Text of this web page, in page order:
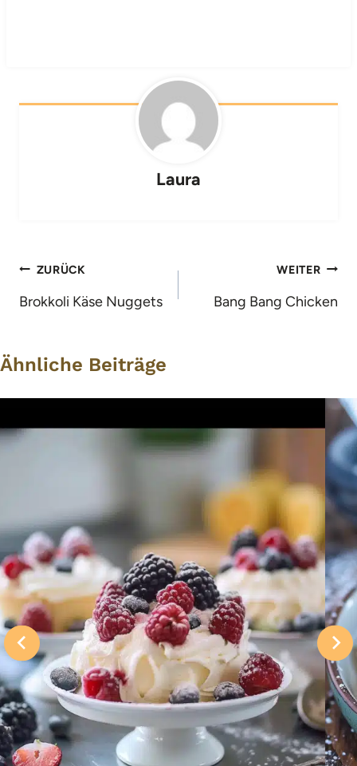
Laura
Beitragsnavigation
ZURÜCK
Brokkoli Käse Nuggets
WEITER
Bang Bang Chicken
Ähnliche Beiträge